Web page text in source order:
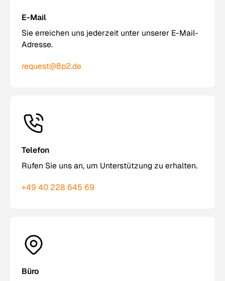
E-Mail
Sie erreichen uns jederzeit unter unserer E-Mail-
Adresse.
request@8p2.de
Telefon
Rufen Sie uns an, um Unterstützung zu erhalten.
+49 40 228 645 69
Büro